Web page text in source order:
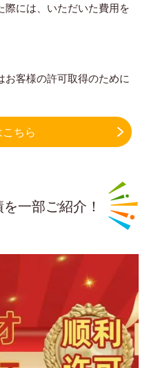
際には、いただいた費用を
お客様の許可取得のために
ちら
一部ご紹介！